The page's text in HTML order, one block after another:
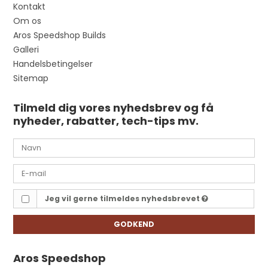
Kontakt
Om os
Aros Speedshop Builds
Galleri
Handelsbetingelser
Sitemap
Tilmeld dig vores nyhedsbrev og få
nyheder, rabatter, tech-tips mv.
Jeg vil gerne tilmeldes nyhedsbrevet
GODKEND
Aros Speedshop